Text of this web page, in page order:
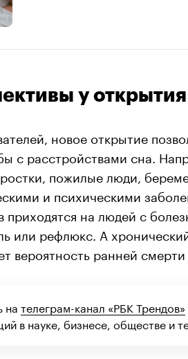
у открытия
новое открытие
с расстройствами сна.
пожилые люди,
и психическими
приходятся на людей с
или рефлюкс. А
вероятность ранней смерти
нателеграм-канал «РБК Трендов»
в науке, бизнесе, обществе и